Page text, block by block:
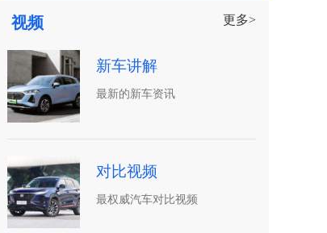
视频 更多>
新车讲解
最新的新车资讯
对比视频
最权威汽车对比视频